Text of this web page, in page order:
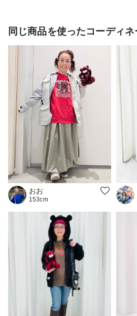
同じ商品を使ったコーディネ
おお
153cm